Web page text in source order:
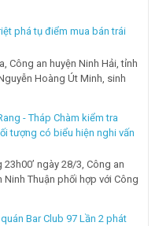
phá tụ điểm mua bán trái
Công an huyện Ninh Hải, tỉnh
Hoàng Út Minh, sinh
- Tháp Chàm kiểm tra
tượng có biểu hiện nghi vấn
ngày 28/3, Công an
Ninh Thuận phối hợp với Công
Bar Club 97 Lần 2 phát